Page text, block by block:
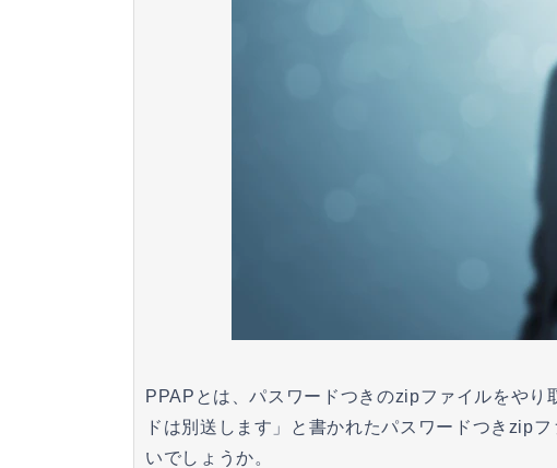
PPAPとは、パスワードつきのzipファイルをや
ドは別送します」と書かれたパスワードつきzip
いでしょうか。